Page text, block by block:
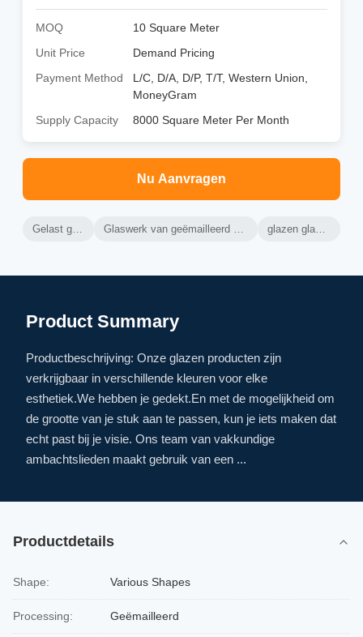
MOQ
10 Square Meter
Unit Price
Demand Pricing
Payment Method
L/C, D/A, D/P, T/T, Western Union,
MoneyGram
Supply Capacity
8000 Square Meter Per Month
Nu Aanvragen
Gelast glas Glaswerk van geëmailleerd glas glazen glazen
Product Summary
Productbeschrijving: Onze glazen producten zijn
verkrijgbaar in verschillende kleuren voor elke
esthetiek.We hebben je gedekt.En met de mogelijkheid om
de grootte van je stuk aan te passen, kun je iets maken dat
echt past bij je visie. Ons team van vakkundige
ambachtslieden maakt gebruik van een ...
Productdetails
Shape: Various Shapes
Processing: Geëmailleerd